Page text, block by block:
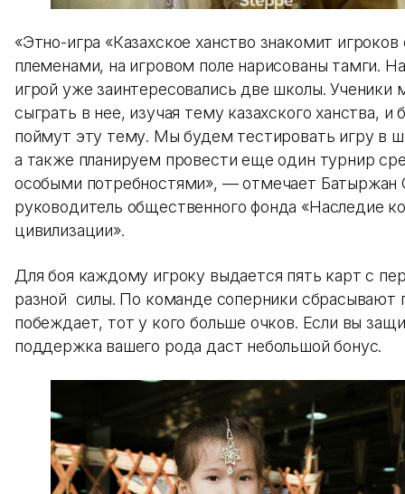
«Этно-игра «Казахское ханство знакомит
племенами, на игровом поле нарисованы тамги.
игрой уже заинтересовались две школы. Ученики
сыграть в нее, изучая тему казахского ханства, и
поймут эту тему. Мы будем тестировать игру в
а также планируем провести еще один турнир
особыми потребностями», — отмечает Батыржан
руководитель общественного фонда «Наследие
цивилизации».
Для боя каждому игроку выдается пять карт с
разной силы. По команде соперники сбрасывают
побеждает, тот у кого больше очков. Если вы
поддержка вашего рода даст небольшой бонус.